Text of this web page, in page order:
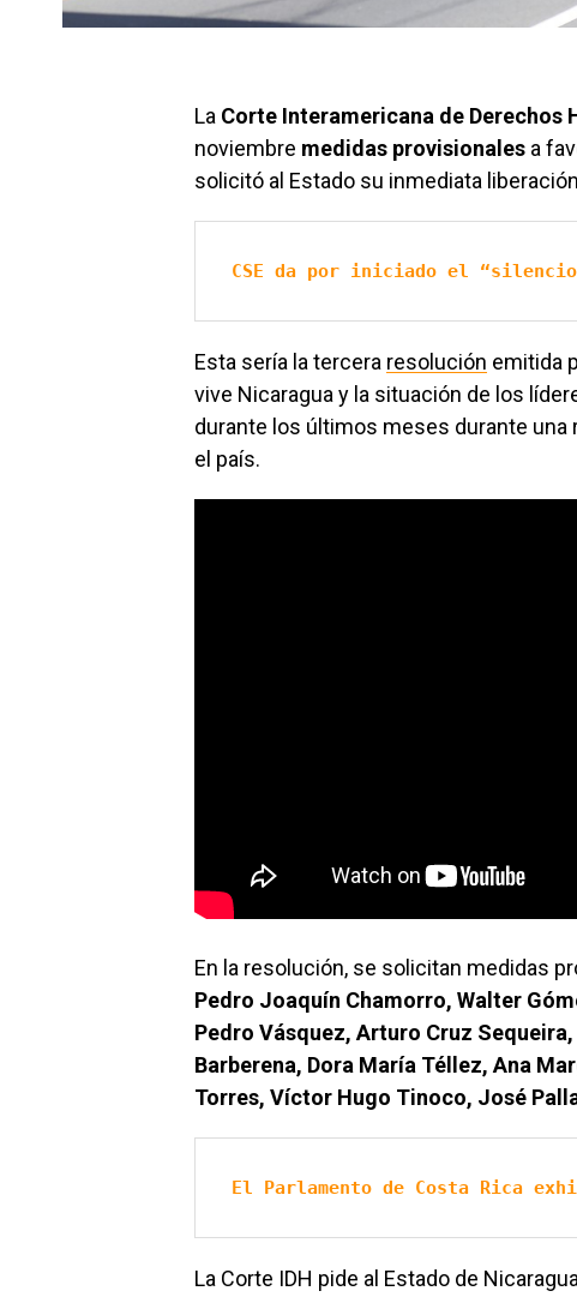
La Corte Interamericana de Derechos
noviembre medidas provisionales a
solicitó al Estado su inmediata
CSE da por iniciado el
Esta sería la tercera resolución emitida
vive Nicaragua y la situación de los
durante los últimos meses durante una
el país.
En la resolución, se solicitan medidas
Pedro Joaquín Chamorro, Walter
Pedro Vásquez, Arturo Cruz
Barberena, Dora María Téllez, Ana
Torres, Víctor Hugo Tinoco, José
El Parlamento de Costa Rica
La Corte IDH pide al Estado de